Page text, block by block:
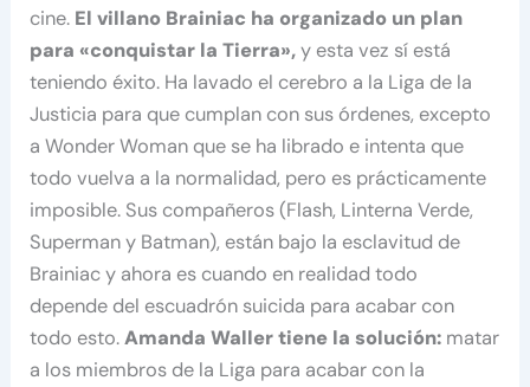
cine. El villano Brainiac ha organizado un plan
para «conquistar la Tierra»,y esta vez sí está
teniendo éxito. Ha lavado el cerebro a la Liga de la
Justicia para que cumplan con sus órdenes, excepto
a Wonder Woman que se ha librado e intenta que
todo vuelva a la normalidad, pero es prácticamente
imposible. Sus compañeros (Flash, Linterna Verde,
Superman y Batman), están bajo la esclavitud de
Brainiac y ahora es cuando en realidad todo
depende del escuadrón suicida para acabar con
todo esto.Amanda Waller tiene la solución: matar
a los miembros de la Liga para acabar con la